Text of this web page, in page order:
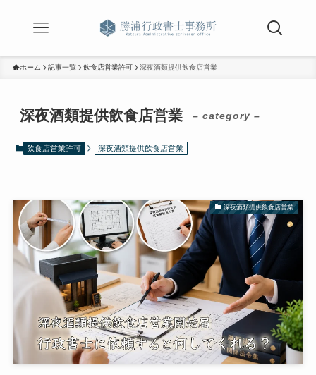
ホーム 記事一覧 飲食店営業許可 深夜酒類提供飲食店営業
深夜酒類提供飲食店営業 – category –
飲食店営業許可 深夜酒類提供飲食店営業
深夜酒類提供飲食店営業